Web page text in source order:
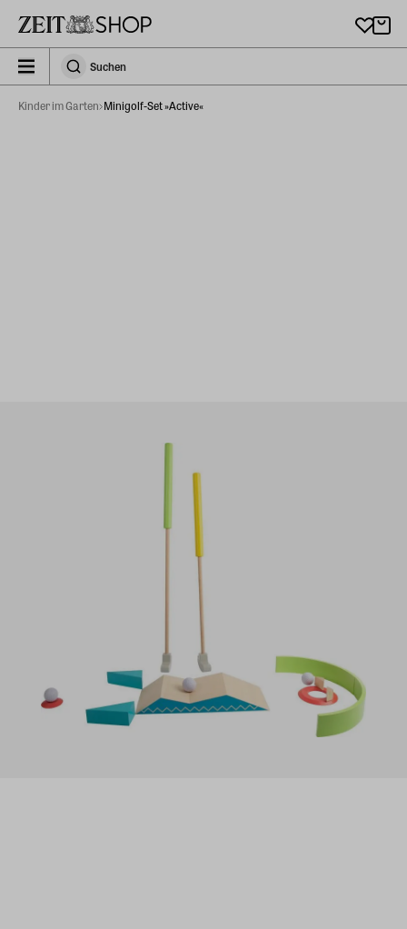
zeit_storefront.components.search.collapsed
SuchenSuchen
Kinder im Garten Minigolf-Set »Active«